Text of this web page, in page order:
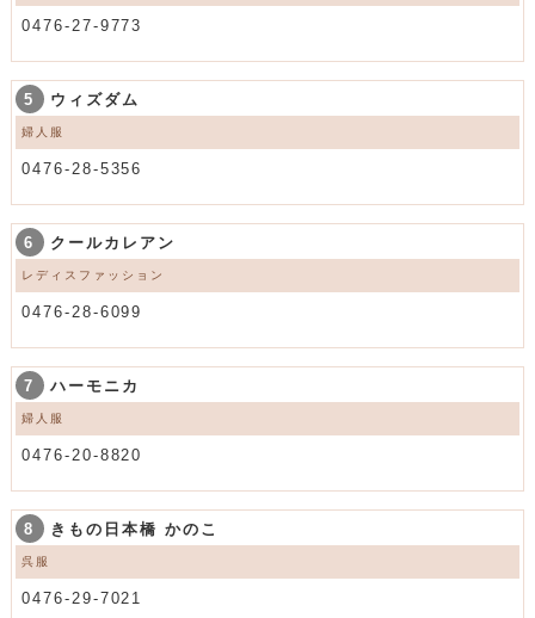
0476-27-9773
5 ウィズダム
婦人服
0476-28-5356
6 クールカレアン
レディスファッション
0476-28-6099
7 ハーモニカ
婦人服
0476-20-8820
8 きもの日本橋 かのこ
呉服
0476-29-7021